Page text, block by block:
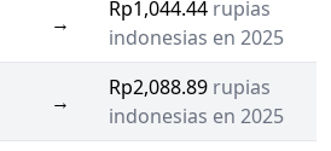
→
Rp1,044.44 rupias
indonesias en 2025
→
Rp2,088.89 rupias
indonesias en 2025